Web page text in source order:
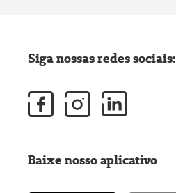
Siga nossas redes sociais:
Baixe nosso aplicativo